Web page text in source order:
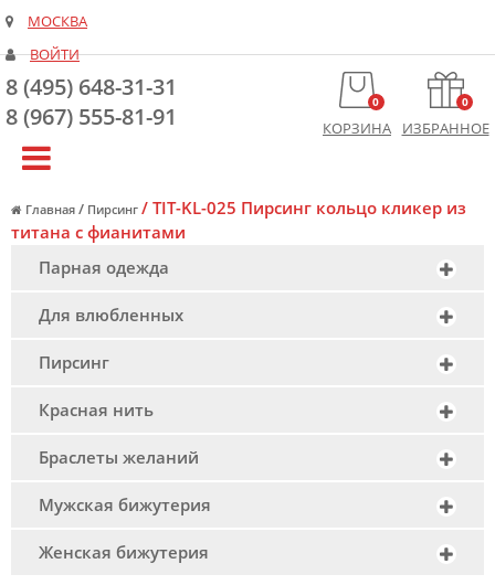
МОСКВА
ВОЙТИ
8 (495) 648-31-31
8 (967) 555-81-91
0
КОРЗИНА
0
ИЗБРАННОЕ
Главная / Пирсинг /TIT-KL-025 Пирсинг кольцо кликер из
титана с фианитами
Парная одежда
Для влюбленных
Пирсинг
Красная нить
Браслеты желаний
Мужская бижутерия
Женская бижутерия